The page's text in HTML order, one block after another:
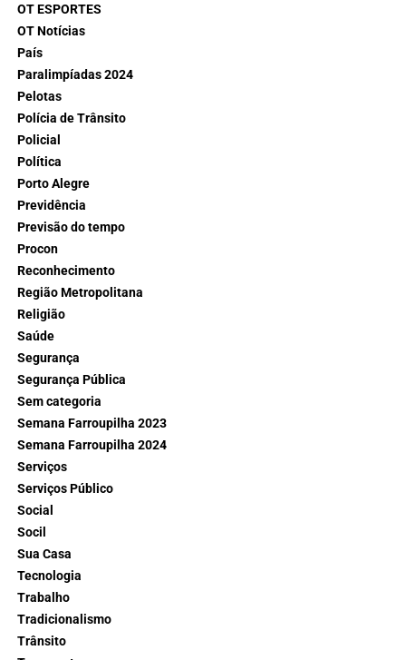
OT ESPORTES
OT Notícias
País
Paralimpíadas 2024
Pelotas
Polícia de Trânsito
Policial
Política
Porto Alegre
Previdência
Previsão do tempo
Procon
Reconhecimento
Região Metropolitana
Religião
Saúde
Segurança
Segurança Pública
Sem categoria
Semana Farroupilha 2023
Semana Farroupilha 2024
Serviços
Serviços Público
Social
Socil
Sua Casa
Tecnologia
Trabalho
Tradicionalismo
Trânsito